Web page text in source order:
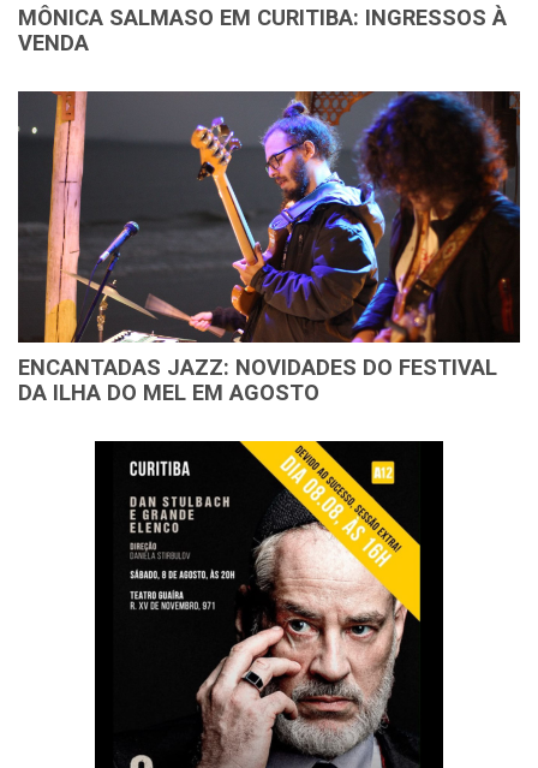
MÔNICA SALMASO EM CURITIBA: INGRESSOS À
VENDA
ENCANTADAS JAZZ: NOVIDADES DO FESTIVAL
DA ILHA DO MEL EM AGOSTO